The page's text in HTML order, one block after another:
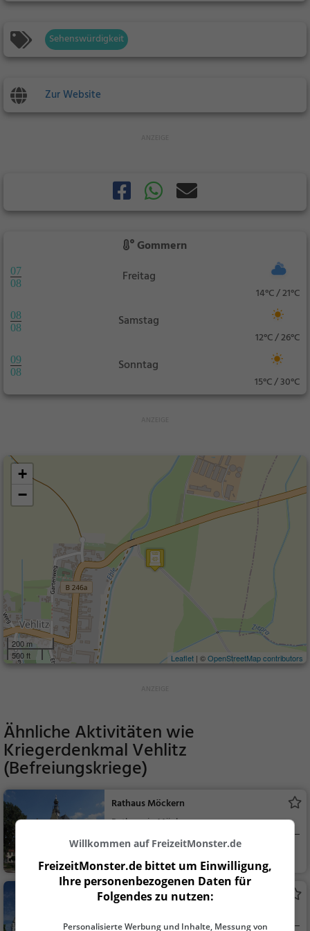
Sehenswürdigkeit
Zur Website
Gommern
07
08
Freitag
14°C / 21°C
08
08
Samstag
12°C / 26°C
09
08
Sonntag
15°C / 30°C
+
−
200 m
500 ft
Leaflet | ©OpenStreetMap contributors
Ähnliche Aktivitäten wie
Kriegerdenkmal Vehlitz
(Befreiungskriege)
Rathaus Möckern
Rathaus in Möckern
t
Schloss Leitzkau
Willkommen auf FreizeitMonster.de
FreizeitMonster.de bittet um Einwilligung,
Ihre personenbezogenen Daten für
Folgendes zu nutzen:
Personalisierte Werbung und Inhalte, Messung von